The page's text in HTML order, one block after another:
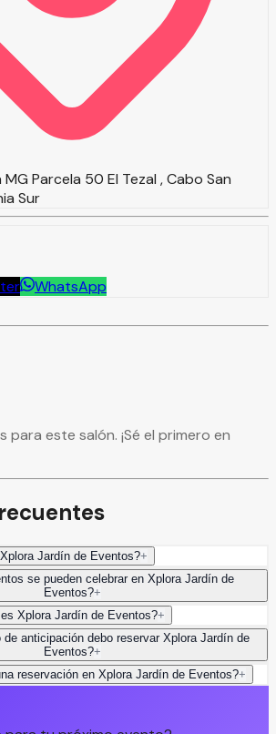
Parcela 50 El Tezal , Cabo San
Sur
WhatsApp
para este salón. ¡Sé el primero en
Jardín de Eventos?+
se pueden celebrar en Xplora Jardín de
Eventos?+
Xplora Jardín de Eventos?+
anticipación debo reservar Xplora Jardín de
Eventos?+
reservación en Xplora Jardín de Eventos?+